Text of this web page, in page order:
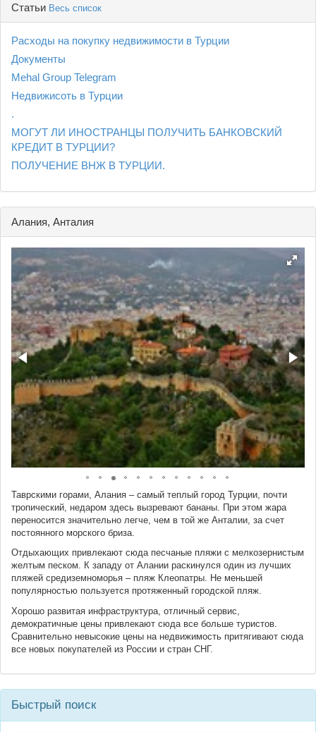
Статьи Весь список
Расходы на покупку недвижимости в Турции
Документы
Mehal Group Telegram
Недвижисоть в Турции
.
МОГУТ ЛИ ИНОСТРАНЦЫ ПОЛУЧИТЬ БАНКОВСКИЙ
КРЕДИТ В ТУРЦИИ?
ПОЛУЧЕНИЕ ВНЖ В ТУРЦИИ.
Алания, Анталия
Таврскими горами, Алания – самый теплый город Турции, почти
тропический, недаром здесь вызревают бананы. При этом жара
переносится значительно легче, чем в той же Анталии, за счет
постоянного морского бриза.
Отдыхающих привлекают сюда песчаные пляжи с мелкозернистым
желтым песком. К западу от Алании раскинулся один из лучших
пляжей средиземноморья – пляж Клеопатры. Не меньшей
популярностью пользуется протяженный городской пляж.
Хорошо развитая инфраструктура, отличный сервис,
демократичные цены привлекают сюда все больше туристов.
Сравнительно невысокие цены на недвижимость притягивают сюда
все новых покупателей из России и стран СНГ.
Быстрый поиск